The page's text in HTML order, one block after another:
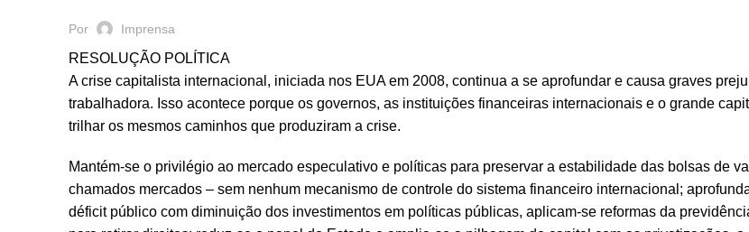
Por Imprensa
RESOLUÇÃO POLÍTICA
A crise capitalista internacional, iniciada nos EUA em 2008, continua a se aprofundar e causa graves
trabalhadora. Isso acontece porque os governos, as instituições financeiras internacionais e o grande
trilhar os mesmos caminhos que produziram a crise.
Mantém-se o privilégio ao mercado especulativo e políticas para preservar a estabilidade das bolsas de
chamados mercados – sem nenhum mecanismo de controle do sistema financeiro internacional;
déficit público com diminuição dos investimentos em políticas públicas, aplicam-se reformas da